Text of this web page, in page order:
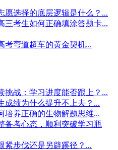
选择的底层逻辑是什么？...
考生如何正确填涂答题卡...
考弯道超车的黄金契机...
挑战：学习进度能否跟上？...
成绩为什么提升不上去？...
培养正确的生物解题思维...
备考心态，顺利突破学习瓶
紧步伐还是另辟蹊径？...